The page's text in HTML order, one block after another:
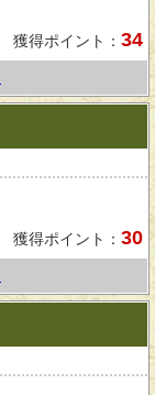
獲得ポイント： 34
獲得ポイント： 30